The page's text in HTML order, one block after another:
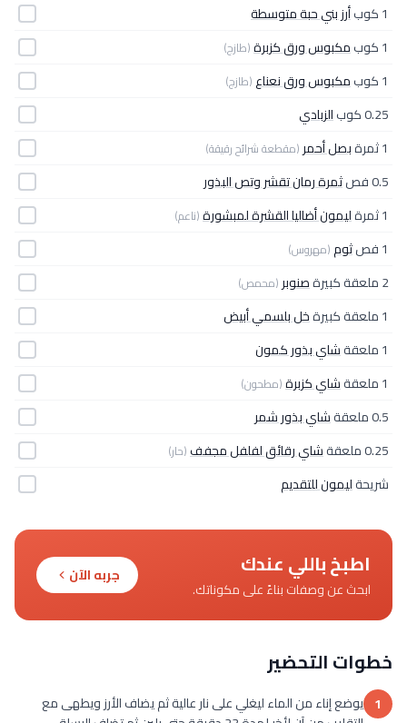
1 كوب
أرز بني حبة متوسطة
1 كوب
مكبوس ورق كزبرة(طازج)
1 كوب مكبوس ورق نعناع(طازج)
0.25 كوب
الزبادي
1 ثمرة
بصل أحمر (مقطعة شرائح رقيقة)
0.5 فص
ثمرة رمان تقشر وتص البذور
1 ثمرة
ليمون أضاليا القشرة لمبشورة(ناعم)
1 فص ثوم(مهروس)
2 ملعقة كبيرة صنوبر (محمص)
1 ملعقة كبيرة
خل بلسمي أبيض
1 ملعقة
شاي بذور كمون
1 ملعقة
شاي كزبرة(مطحون)
0.5 ملعقة
شاي بذور شمر
0.25 ملعقة
شاي رقائق لفلفل مجفف(حار)
شريحةليمون للتقديم
اطبخ باللي عندك
ابحث عن وصفات بناءً على مكوناتك.
جربه الآن
خطوات التحضير
1 يوضع إناء من الماء ليغلي على نار عالية ثم يضاف الأرز ويطهى مع